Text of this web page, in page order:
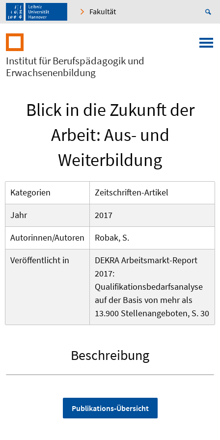
Fakultät
Institut für Berufspädagogik und
Erwachsenenbildung
Blick in die Zukunft der
Arbeit: Aus- und
Weiterbildung
Kategorien
Zeitschriften-Artikel
Jahr
2017
Autorinnen/Autoren
Robak, S.
Veröffentlicht in
DEKRA Arbeitsmarkt-Report
2017:
Qualifikationsbedarfsanalyse
auf der Basis von mehr als
13.900 Stellenangeboten, S. 30
Beschreibung
Publikations-Übersicht